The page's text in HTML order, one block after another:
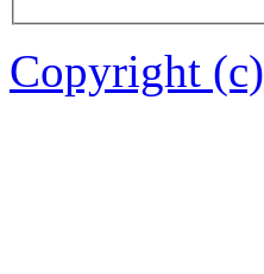
Copyright (c)